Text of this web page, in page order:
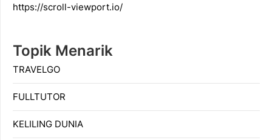
https://scroll-viewport.io/
Topik Menarik
TRAVELGO
FULLTUTOR
KELILING DUNIA